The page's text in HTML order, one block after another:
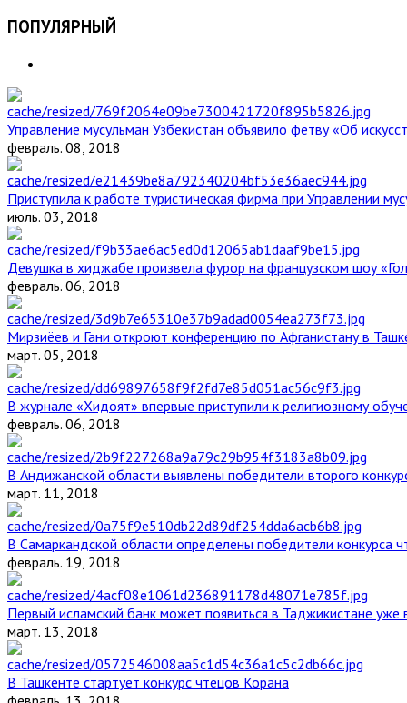
ПОПУЛЯРНЫЙ
Управление мусульман Узбекистан объявило фетву «Об
февраль. 08, 2018
Приступила к работе туристическая фирма при Управлении
июль. 03, 2018
Девушка в хиджабе произвела фурор на французском шоу
февраль. 06, 2018
Мирзиёев и Гани откроют конференцию по Афганистану в
март. 05, 2018
В журнале «Хидоят» впервые приступили к религиозному
февраль. 06, 2018
В Андижанской области выявлены победители второго
март. 11, 2018
В Самаркандской области определены победители конкурса
февраль. 19, 2018
Первый исламский банк может появиться в Таджикистане уже
март. 13, 2018
В Ташкенте стартует конкурс чтецов Корана